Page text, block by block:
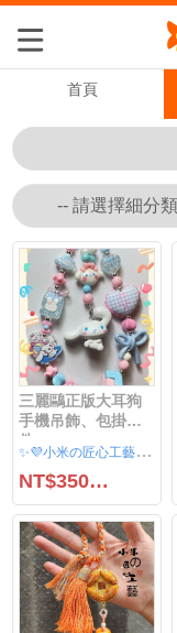
首頁
三麗鷗正版大耳狗
手機吊飾、包掛配
件
✨
💜小米の匠心工藝✨💜
NT$350.00